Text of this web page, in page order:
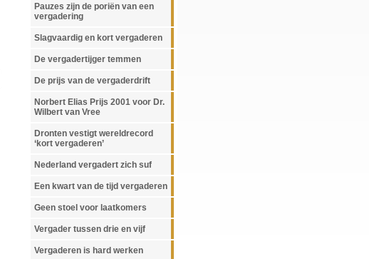
Pauzes zijn de poriën van een
vergadering
Slagvaardig en kort vergaderen
De vergadertijger temmen
De prijs van de vergaderdrift
Norbert Elias Prijs 2001 voor Dr.
Wilbert van Vree
Dronten vestigt wereldrecord
‘kort vergaderen’
Nederland vergadert zich suf
Een kwart van de tijd vergaderen
Geen stoel voor laatkomers
Vergader tussen drie en vijf
Vergaderen is hard werken